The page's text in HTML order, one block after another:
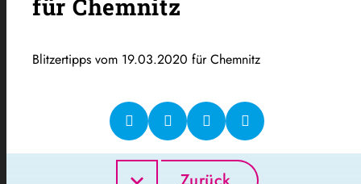
für Chemnitz
Blitzertipps vom 19.03.2020 für Chemnitz